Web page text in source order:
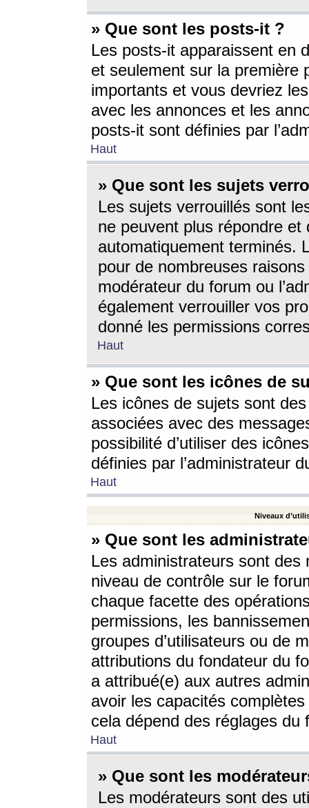
» Que sont les posts-it ?
Les posts-it apparaissent en
et seulement sur la première
importants et vous devriez
avec les annonces et les
posts-it sont définies par
Haut
» Que sont les sujets
Les sujets verrouillés sont
ne peuvent plus répondre
automatiquement terminés.
pour de nombreuses
modérateur du forum ou
également verrouiller vos
donné les permissions
Haut
» Que sont les icônes de
Les icônes de sujets sont
associées avec des
possibilité d’utiliser des
définies par l’administrateur
Haut
Niveaux
» Que sont les
Les administrateurs sont
niveau de contrôle sur le
chaque facette des
permissions, les
groupes d’utilisateurs ou de
attributions du fondateur du
a attribué(e) aux autres
avoir les capacités
cela dépend des réglages du
Haut
» Que sont les
Les modérateurs sont des